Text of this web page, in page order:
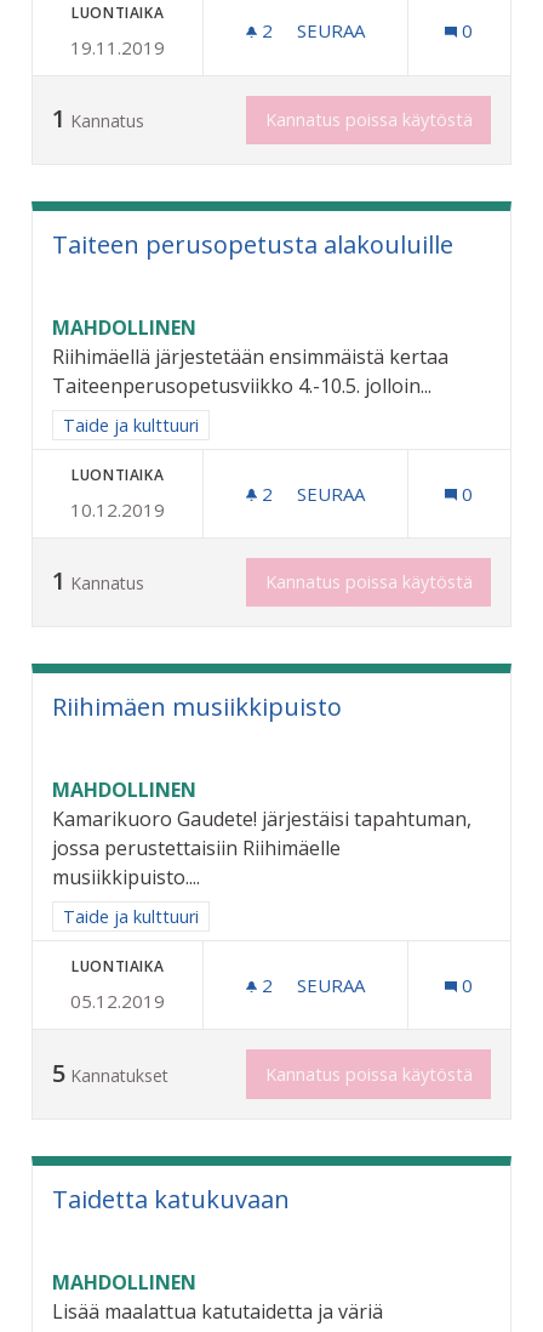
LUONTIAIKA
19.11.2019
2 2 SEURAAJAA
SEURAA 0
1 Kannatus Kannatus poissa käytöstä
Taiteen perusopetusta alakouluille
MAHDOLLINEN
Riihimäellä järjestetään ensimmäistä kertaa
Taiteenperusopetusviikko 4.-10.5. jolloin...
Rajaa tulokset aihepiirin mukaan: Taide ja kulttuuri
Taide ja kulttuuri
LUONTIAIKA
10.12.2019
2 2 SEURAAJAA
SEURAA 0
1 Kannatus Kannatus poissa käytöstä
Riihimäen musiikkipuisto
MAHDOLLINEN
Kamarikuoro Gaudete! järjestäisi tapahtuman,
jossa perustettaisiin Riihimäelle
musiikkipuisto....
Rajaa tulokset aihepiirin mukaan: Taide ja kulttuuri
Taide ja kulttuuri
LUONTIAIKA
05.12.2019
2 2 SEURAAJAA
SEURAA 0
5 Kannatukset Kannatus poissa käytöstä
Taidetta katukuvaan
MAHDOLLINEN
Lisää maalattua katutaidetta ja väriä